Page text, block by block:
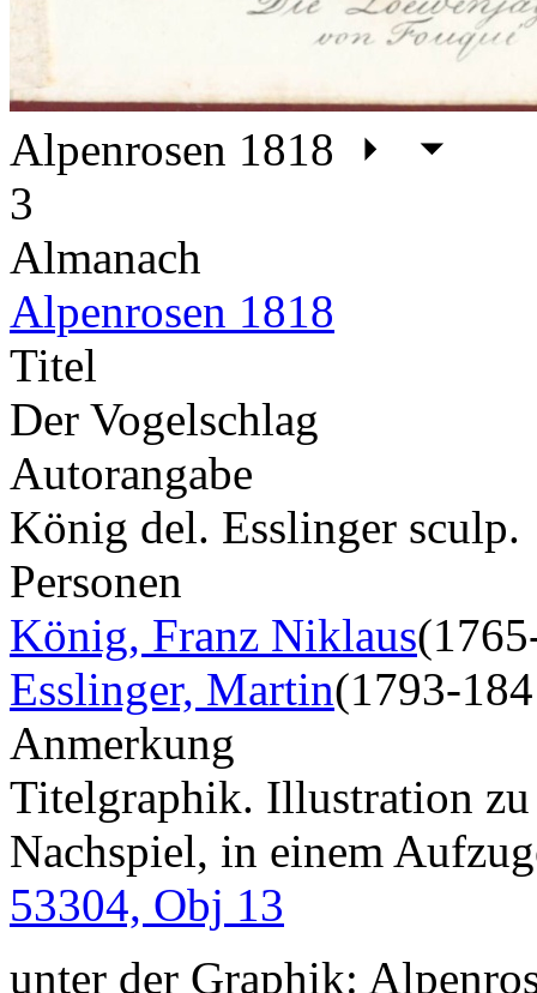
Alpenrosen 1818
3
Almanach
Alpenrosen 1818
Titel
Der Vogelschlag
Autorangabe
König del. Esslinger sculp.
Personen
König, Franz Niklaus
Esslinger, Martin(1793-
Anmerkung
Titelgraphik. Illustration
Nachspiel, in einem
53304, Obj 13
unter der Graphik: